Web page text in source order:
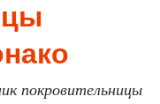
покровительницы